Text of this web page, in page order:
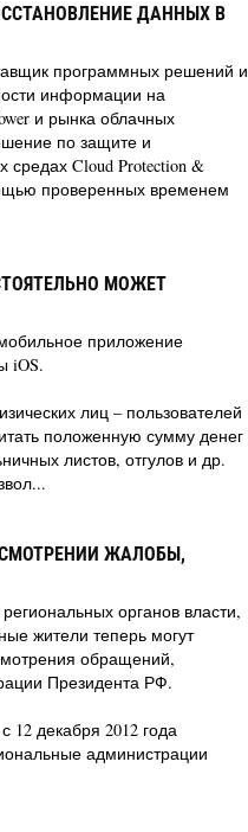
ДАННЫХ В
программных решений и
информации на
и рынка облачных
по защите и
средах Cloud Protection &
проверенных временем
МОЖЕТ
приложение
iOS.
лиц – пользователей
положенную сумму денег
листов, отгулов и др.
ЖАЛОБЫ,
органов власти,
жители теперь могут
обращений,
Президента РФ.
декабря 2012 года
администрации